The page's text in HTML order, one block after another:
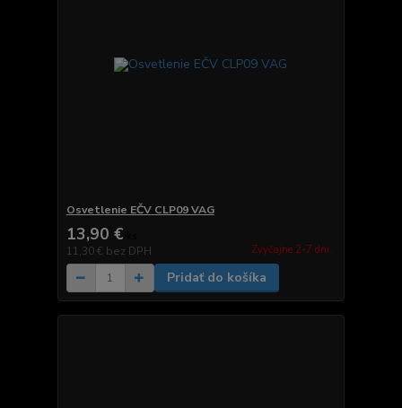
Osvetlenie EČV CLP09 VAG
13,90 €
11,30 € bez DPH Zvyčajne 2-7 dni.
Pridať do košíka